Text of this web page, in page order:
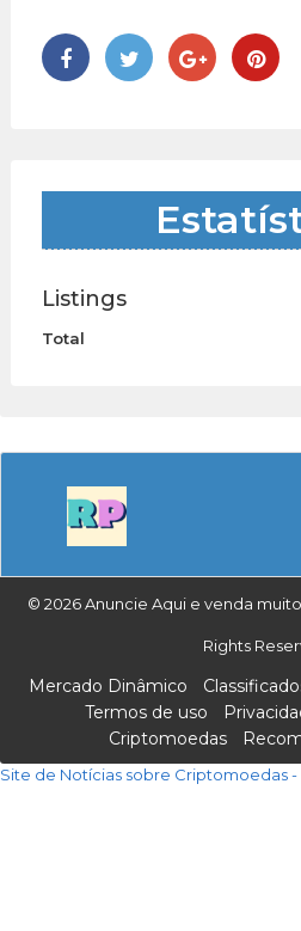
Listings
Total
© 2026 Anuncie Aqui e venda
Rights
Mercado Dinâmico
Termos de uso
Criptomoedas
Site de Notícias sobre Criptomoedas -